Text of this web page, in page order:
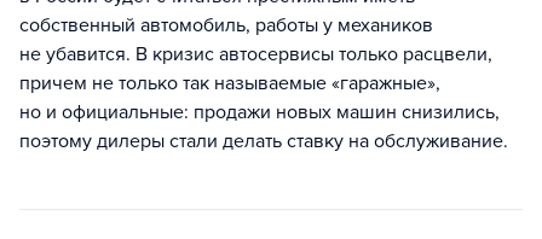
собственный автомобиль, работы у механиков
не убавится. В кризис автосервисы только расцвели,
причем не только так называемые «гаражные»,
но и официальные: продажи новых машин снизились,
поэтому дилеры стали делать ставку на обслуживание.